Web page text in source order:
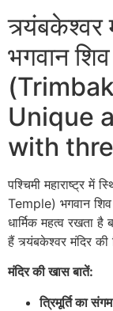
त्र्यंबकेश्वर
भगवान
Unique
with
पश्चिमी महाराष्ट्र में
Temple) भगवान शिव
धार्मिक महत्व रखता
हैं त्र्यंबकेश्वर मंदिर
मंदिर की खास बातें:
त्रिमूर्ति का